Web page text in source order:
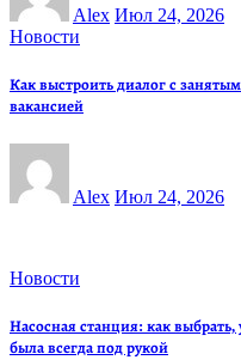
Alex Июл 24, 2026
Новости
Как выстроить диалог с
вакансией
Alex Июл 24, 2026
Новости
Насосная станция: как выбрать,
была всегда под рукой